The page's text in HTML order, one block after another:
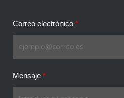
Correo electrónico
Mensaje